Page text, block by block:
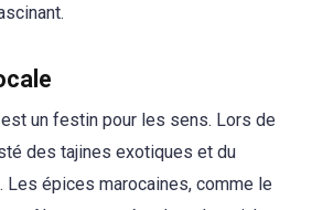
un festin pour les sens. Lors de
des tajines exotiques et du
Les épices marocaines, comme le